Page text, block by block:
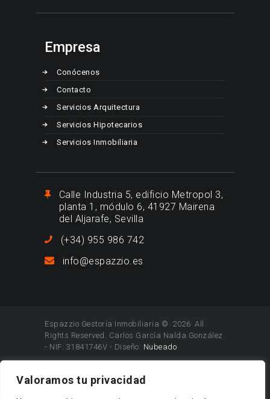
Valoramos tu privacidad
Empresa
Conócenos
Contacto
Servicios Arquitectura
Servicios Hipotecarios
Servicios Inmobiliaria
Calle Industria 5, edificio Metropol 3,
planta 1, módulo 6, 41927 Mairena
del Aljarafe, Sevilla
(+34) 955 986 742
info@espazzio.es
Espazzio Gestoría Inmobiliaria © 2026 All
Rights Reserved. Carlos García Nalda González
- NIF: 31841746V - Diseño: Nubeado